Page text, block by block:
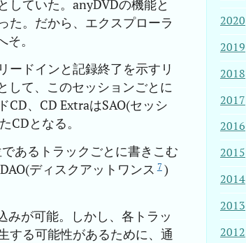
していた。anyDVDの機能と
た。だから、エクスプローラ
。
ードインと記録終了を示すリ
して、このセッションごとに
、CD ExtraはSAO(セッシ
CDとなる。
あるトラックごとに書きこむ
ディスクアットワンス 7)
みが可能。しかし、各トラッ
する可能性があるために、通
2020
2019
2018
2017
2016
2015
2014
2013
2012